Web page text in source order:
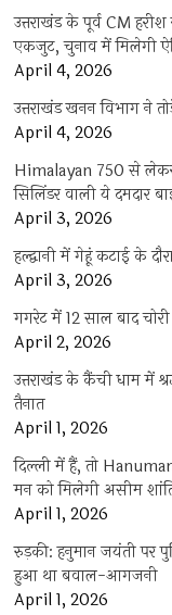
उत्तराखंड के पूर्व CM
एकजुट, चुनाव में मिलेगी
April 4, 2026
उत्तराखंड खनन विभाग ने
April 4, 2026
Himalayan 750 से
सिलिंडर वाली ये दमदार
April 3, 2026
हल्द्वानी में गेहूं कटाई के
April 3, 2026
गगरेट में 12 साल बाद
April 2, 2026
उत्तराखंड के कैंची धाम में
तैनात
April 1, 2026
दिल्ली में हैं, तो
मन को मिलेगी असीम
April 1, 2026
रुड़की: हनुमान जयंती पर
हुआ था बवाल-आगजनी
April 1, 2026